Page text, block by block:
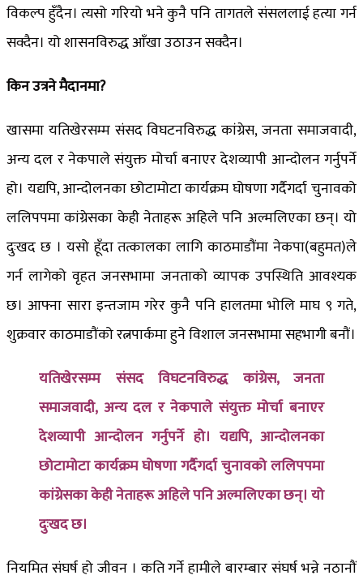
विकल्प हुँदैन। त्यसो गरियो भने कुनै पनि तागतले संसललाई हत्या गर्न
सक्दैन। यो शासनविरुद्ध आँखा उठाउन सक्दैन।
किन उत्रने मैदानमा?
खासमा यतिखेरसम्म संसद विघटनविरुद्ध कांग्रेस, जनता समाजवादी,
अन्य दल र नेकपाले संयुक्त मोर्चा बनाएर देशव्यापी आन्दोलन गर्नुपर्ने
हो। यद्यपि, आन्दोलनका छोटामोटा कार्यक्रम घोषणा गर्दैगर्दा चुनावको
ललिपपमा कांग्रेसका केही नेताहरू अहिले पनि अल्मलिएका छन्। यो
दुःखद छ । यसो हूँदा तत्कालका लागि काठमाडौंमा नेकपा(बहुमत)ले
गर्न लागेको वृहत जनसभामा जनताको व्यापक उपस्थिति आवश्यक
छ। आफ्ना सारा इन्तजाम गरेर कुनै पनि हालतमा भोलि माघ ९ गते,
शुक्रवार काठमाडौंको रत्नपार्कमा हुने विशाल जनसभामा सहभागी बनौं।
यतिखेरसम्म संसद विघटनविरुद्ध कांग्रेस, जनता
समाजवादी, अन्य दल र नेकपाले संयुक्त मोर्चा बनाएर
देशव्यापी आन्दोलन गर्नुपर्ने हो। यद्यपि, आन्दोलनका
छोटामोटा कार्यक्रम घोषणा गर्दैगर्दा चुनावको ललिपपमा
कांग्रेसका केही नेताहरू अहिले पनि अल्मलिएका छन्। यो
दुःखद छ।
नियमित संघर्ष हो जीवन । कति गर्ने हामीले बारम्बार संघर्ष भन्ने नठानौं